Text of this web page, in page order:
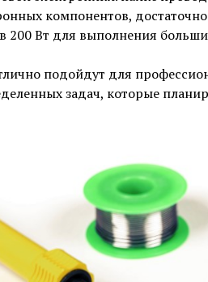
компонентов,
200 Вт для выполнения
подойдут для
задач, которые